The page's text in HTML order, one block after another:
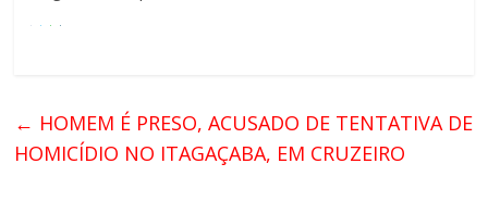
← HOMEM É PRESO, ACUSADO DE TENTATIVA DE
HOMICÍDIO NO ITAGAÇABA, EM CRUZEIRO